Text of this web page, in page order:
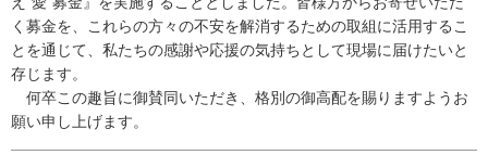
く募金を、これらの方々の不安を解消するための取組に活用するこ
とを通じて、私たちの感謝や応援の気持ちとして現場に届けたいと
存じます。
何卒この趣旨に御賛同いただき、格別の御高配を賜りますようお
願い申し上げます。